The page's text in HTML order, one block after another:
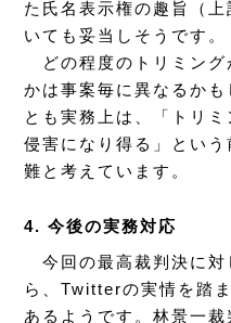
た氏名表示権の趣旨（
いても妥当しそうです。
どの程度のトリミング
かは事案毎に異なるかも
とも実務上は、「トリ
侵害になり得る」とい
難と考えています。
4. 今後の実務対応
今回の最高裁判決に
ら、Twitterの実情を踏
あるようです。林景一